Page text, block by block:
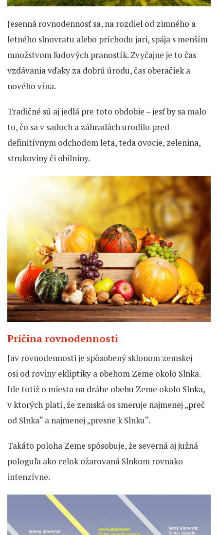
Jesenná rovnodennosť sa, na rozdiel od zimného a
letného slnovratu alebo príchodu jari, spája s menším
množstvom ľudových pranostík. Zvyčajne je to čas
vzdávania vďaky za dobrú úrodu, čas oberačiek a
nového vína.
Tradičné sú aj jedlá pre toto obdobie – jesť by sa malo
to, čo sa v sadoch a záhradách urodilo pred
definitívnym odchodom leta, teda ovocie, zelenina,
strukoviny či obilniny.
Príčina rovnodennosti
Jav rovnodennosti je spôsobený sklonom zemskej
osi od roviny ekliptiky a obehom Zeme okolo Slnka.
Ide totiž o miesta na dráhe obehu Zeme okolo Slnka,
v ktorých platí, že zemská os smeruje najmenej „preč
od Slnka“ a najmenej „presne k Slnku“.
Takáto poloha Zeme spôsobuje, že severná aj južná
pologuľa ako celok ožarovaná Slnkom rovnako
intenzívne.